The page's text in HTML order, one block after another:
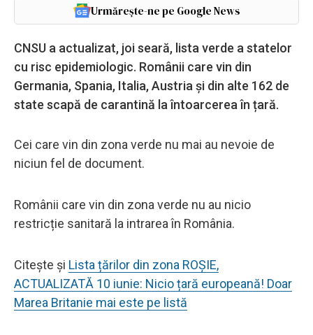
Urmărește-ne pe Google News
CNSU a actualizat, joi seară, lista verde a statelor
cu risc epidemiologic. Românii care vin din
Germania, Spania, Italia, Austria și din alte 162 de
state scapă de carantină la întoarcerea în țară.
Cei care vin din zona verde nu mai au nevoie de
niciun fel de document.
Românii care vin din zona verde nu au nicio
restricție sanitară la intrarea în România.
Citește și Lista țărilor din zona ROȘIE,
ACTUALIZATĂ 10 iunie: Nicio țară europeană! Doar
Marea Britanie mai este pe listă